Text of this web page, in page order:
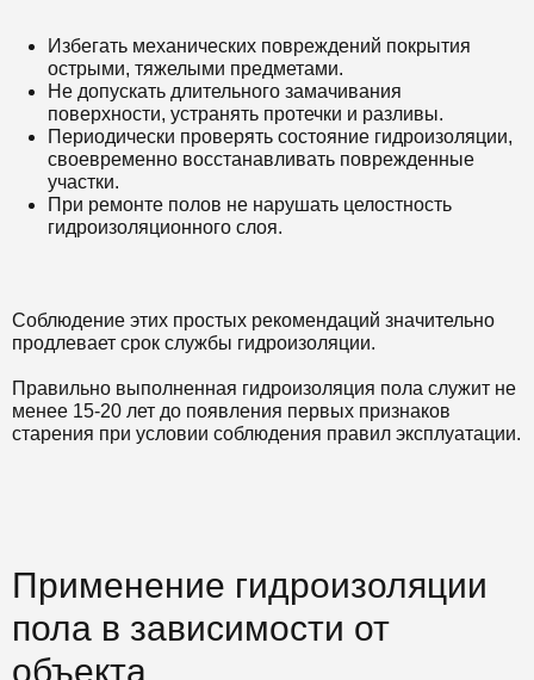
Избегать механических повреждений покрытия
острыми, тяжелыми предметами.
Не допускать длительного замачивания
поверхности, устранять протечки и разливы.
Периодически проверять состояние гидроизоляции,
своевременно восстанавливать поврежденные
участки.
При ремонте полов не нарушать целостность
гидроизоляционного слоя.
Соблюдение этих простых рекомендаций значительно
продлевает срок службы гидроизоляции.
Правильно выполненная гидроизоляция пола служит не
менее 15-20 лет до появления первых признаков
старения при условии соблюдения правил эксплуатации.
Применение гидроизоляции
пола в зависимости от
объекта